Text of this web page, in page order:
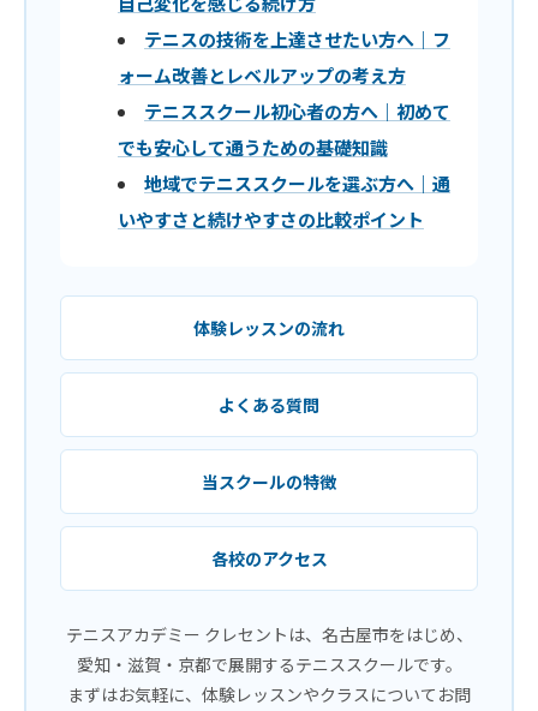
テニスの技術を上達させたい方へ｜フ
ォーム改善とレベルアップの考え方
テニススクール初心者の方へ｜初めて
でも安心して通うための基礎知識
地域でテニススクールを選ぶ方へ｜通
いやすさと続けやすさの比較ポイント
体験レッスンの流れ
よくある質問
当スクールの特徴
各校のアクセス
テニスアカデミー クレセントは、名古屋市をはじめ、
愛知・滋賀・京都で展開するテニススクールです。
まずはお気軽に、体験レッスンやクラスについてお問